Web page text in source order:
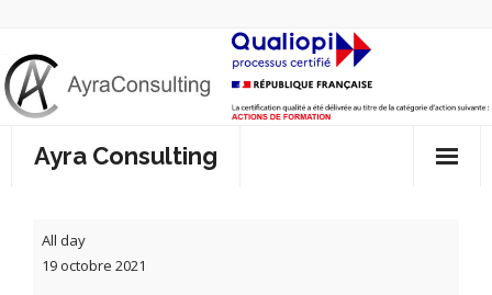
to
content
Ayra Consulting
Présentation
Mise
All day
19 octobre 2021